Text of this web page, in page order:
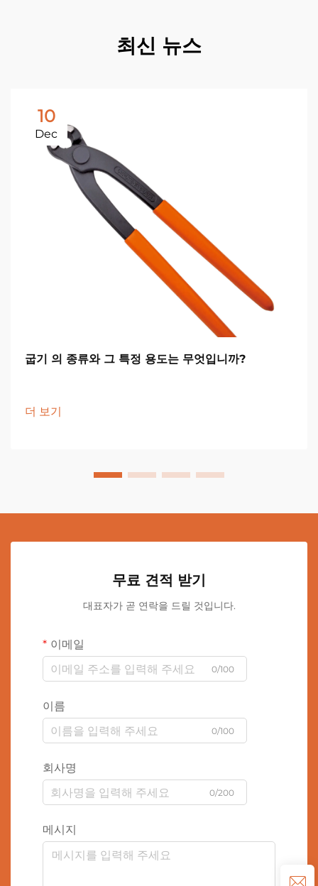
최신 뉴스
10
Dec
굽기 의 종류와 그 특정 용도는 무엇입니까?
더 보기
무료 견적 받기
대표자가 곧 연락을 드릴 것입니다.
이메일
0/100
이름
0/100
회사명
0/200
메시지